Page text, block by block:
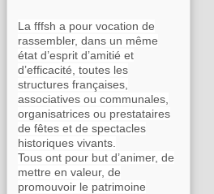
La fffsh a pour vocation de
rassembler, dans un même
état d’esprit d’amitié et
d’efficacité, toutes les
structures françaises,
associatives ou communales,
organisatrices ou prestataires
de fêtes et de spectacles
historiques vivants.
Tous ont pour but d’animer, de
mettre en valeur, de
promouvoir le patrimoine